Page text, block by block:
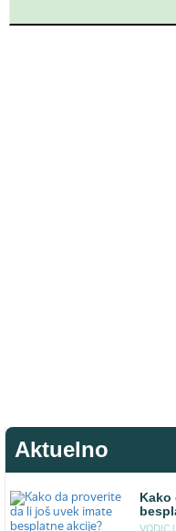
Aktuelno
Kako
VODIC |